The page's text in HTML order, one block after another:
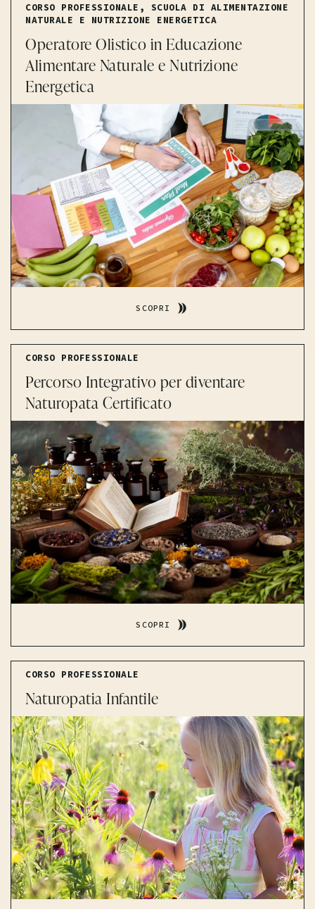
CORSO PROFESSIONALE , SCUOLA DI ALIMENTAZIONE
NATURALE E NUTRIZIONE ENERGETICA
Operatore Olistico in Educazione
Alimentare Naturale e Nutrizione
Energetica
SCOPRI
CORSO PROFESSIONALE
Percorso Integrativo per diventare
Naturopata Certificato
SCOPRI
CORSO PROFESSIONALE
Naturopatia Infantile